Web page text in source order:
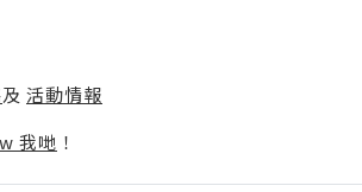
及 活動情報
我哋 ！